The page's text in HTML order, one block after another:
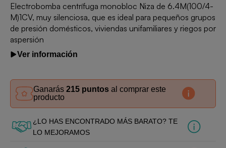
Electrobomba centrífuga monobloc Niza de 6.4M(100/4-
M)1CV, muy silenciosa, que es ideal para pequeños grupos
de presión domésticos, viviendas unifamiliares y riegos por
aspersión
Ver información
Ganarás 215 puntos al comprar este
producto
¿LO HAS ENCONTRADO MÁS BARATO? TE
LO MEJORAMOS